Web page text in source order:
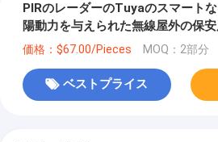
PIRのレーダーのTuyaのスマート
陽動力を与えられた無線屋外の保
価格：$67.00/Pieces MOQ：2部分
ベストプライス